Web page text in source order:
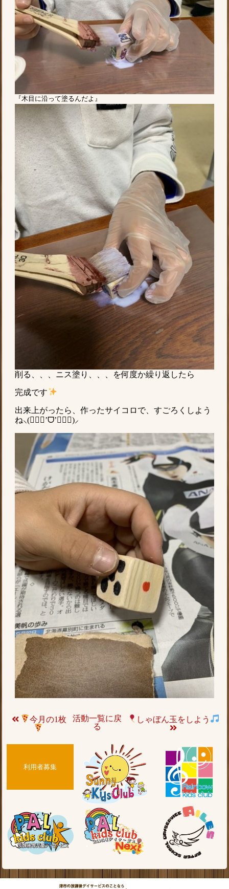
『木目に沿って塗るんだよ』
削る、、、ニス塗り、、、を何度か繰り返したら
完成です
出来上がったら、作ったサイコロで、すごろくしよう
ね⸜(๑⃙⃘’ᗜ’๑⃙⃘)⸝
今月の1枚
活動一覧に戻
る
しゃぼん玉をしよう
利用者募集